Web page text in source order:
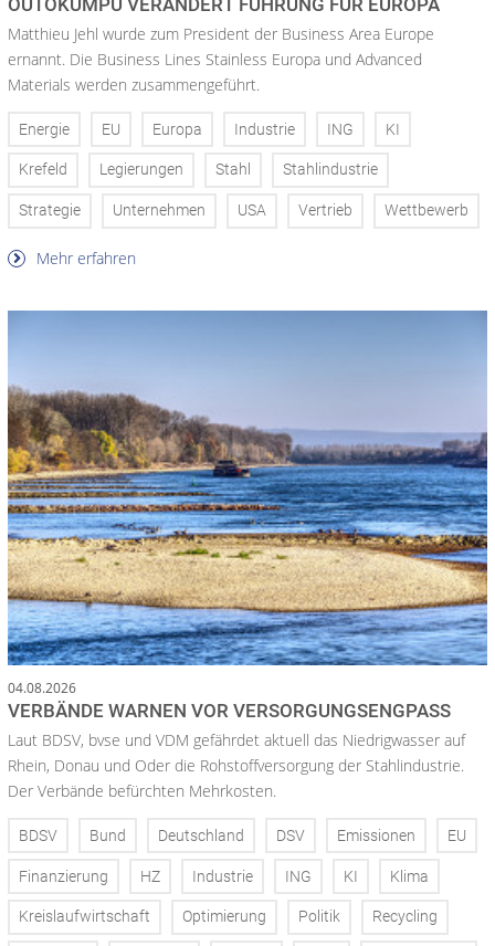
OUTOKUMPU VERÄNDERT FÜHRUNG FÜR EUROPA
Matthieu Jehl wurde zum President der Business Area Europe
ernannt. Die Business Lines Stainless Europa und Advanced
Materials werden zusammengeführt.
Energie EU Europa Industrie ING KI
Krefeld Legierungen Stahl Stahlindustrie
Strategie Unternehmen USA Vertrieb Wettbewerb
Mehr erfahren
04.08.2026
VERBÄNDE WARNEN VOR VERSORGUNGSENGPASS
Laut BDSV, bvse und VDM gefährdet aktuell das Niedrigwasser auf
Rhein, Donau und Oder die Rohstoffversorgung der Stahlindustrie.
Der Verbände befürchten Mehrkosten.
BDSV Bund Deutschland DSV Emissionen EU
Finanzierung HZ Industrie ING KI Klima
Kreislaufwirtschaft Optimierung Politik Recycling